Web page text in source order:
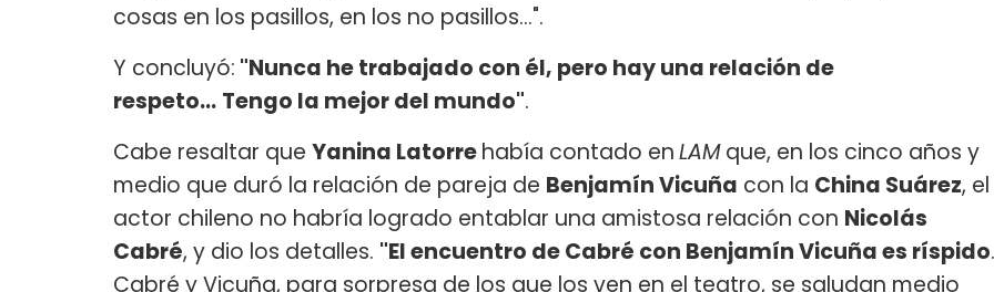
cosas en los pasillos, en los no pasillos...".
Y concluyó: "Nunca he trabajado con él, pero hay una relación de
respeto… Tengo la mejor del mundo".
Cabe resaltar que Yanina Latorrehabía contado enLAMque, en los cinco años y
medio que duró la relación de pareja de Benjamín Vicuña con la China Suárez, el
actor chileno no habría logrado entablar una amistosa relación con Nicolás
Cabré, y dio los detalles. "El encuentro de Cabré con Benjamín Vicuña es ríspido.
Cabré y Vicuña, para sorpresa de los que los ven en el teatro, se saludan medio